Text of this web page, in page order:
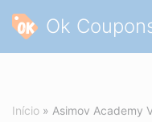
Pular
Ok
Início » Asimov Academy